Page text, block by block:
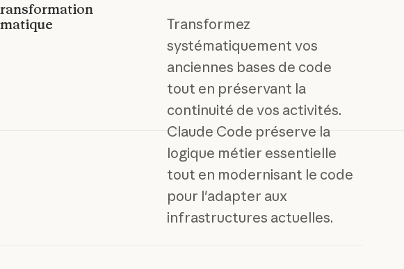
Transformez
systématiquement vos
anciennes bases de code
tout en préservant la
continuité de vos activités.
Claude Code préserve la
logique métier essentielle
tout en modernisant le code
pour l'adapter aux
infrastructures actuelles.